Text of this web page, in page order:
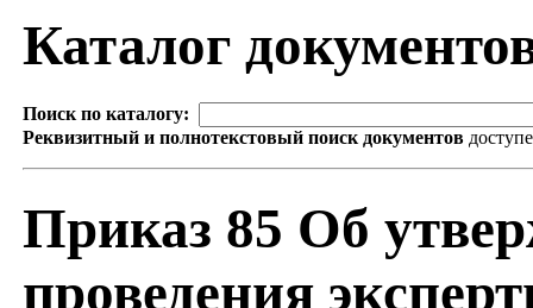
Каталог
Поиск по каталогу:
Реквизитный и полнотекстовый поиск документов
Приказ 85 Об
проведения